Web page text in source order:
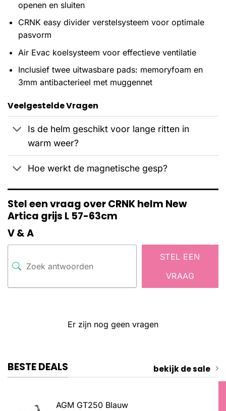
openen en sluiten
CRNK easy divider verstelsysteem voor optimale
pasvorm
Air Evac koelsysteem voor effectieve ventilatie
Inclusief twee uitwasbare pads: memoryfoam en
3mm antibacterieel met muggennet
Veelgestelde Vragen
Is de helm geschikt voor lange ritten in
warm weer?
Hoe werkt de magnetische gesp?
Stel een vraag over CRNK helm New
Artica grijs L 57-63cm
V & A
STEL EEN
VRAAG
Er zijn nog geen vragen
BESTE DEALS bekijk de sale
AGM GT250 Blauw